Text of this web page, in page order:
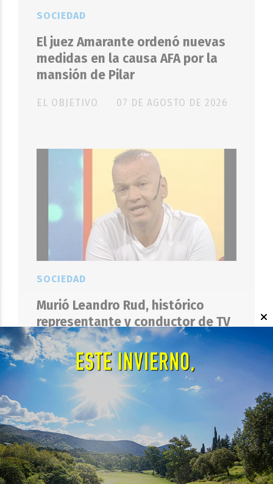
El juez Amarante ordenó nuevas
medidas en la causa AFA por la
mansión de Pilar
EL OBJETIVO
SOCIEDAD
07 DE AGOSTO DE 2026
Murió Leandro Rud, histórico
representante y conductor de TV
EL OBJETIVO
SOCIEDAD
07 DE AGOSTO DE 2026